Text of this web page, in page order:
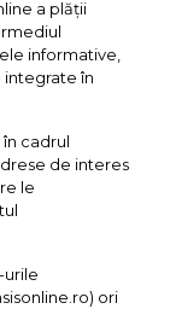
a plății
informative,
integrate în
cadrul
de interes
le
urile
ori